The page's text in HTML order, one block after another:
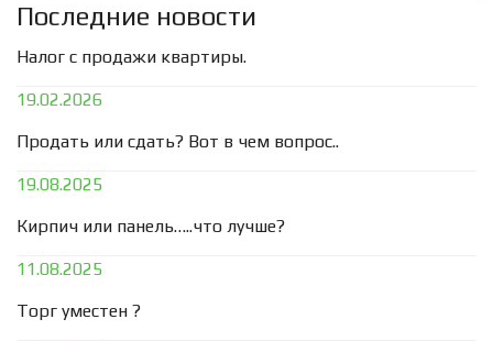
Последние новости
Налог с продажи квартиры.
19.02.2026
Продать или сдать? Вот в чем вопрос..
19.08.2025
Кирпич или панель…..что лучше?
11.08.2025
Торг уместен ?